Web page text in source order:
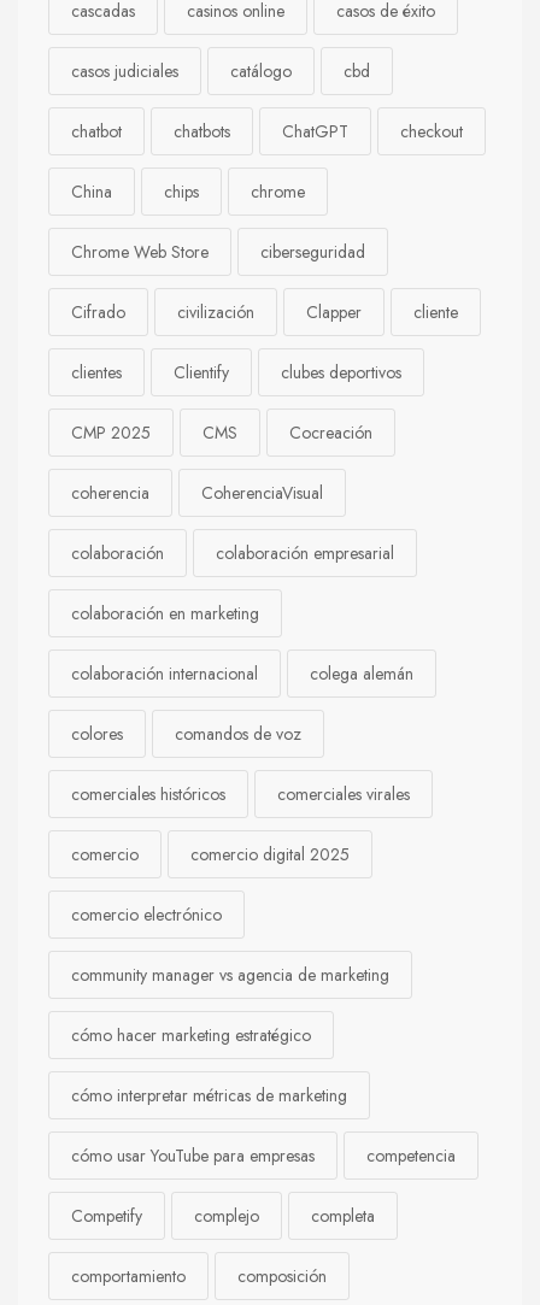
cascadas casinos online casos de éxito
casos judiciales catálogo cbd
chatbot chatbots ChatGPT checkout
China chips chrome
Chrome Web Store ciberseguridad
Cifrado civilización Clapper cliente
clientes Clientify clubes deportivos
CMP 2025 CMS Cocreación
coherencia CoherenciaVisual
colaboración colaboración empresarial
colaboración en marketing
colaboración internacional colega alemán
colores comandos de voz
comerciales históricos comerciales virales
comercio comercio digital 2025
comercio electrónico
community manager vs agencia de marketing
cómo hacer marketing estratégico
cómo interpretar métricas de marketing
cómo usar YouTube para empresas competencia
Competify complejo completa
comportamiento composición